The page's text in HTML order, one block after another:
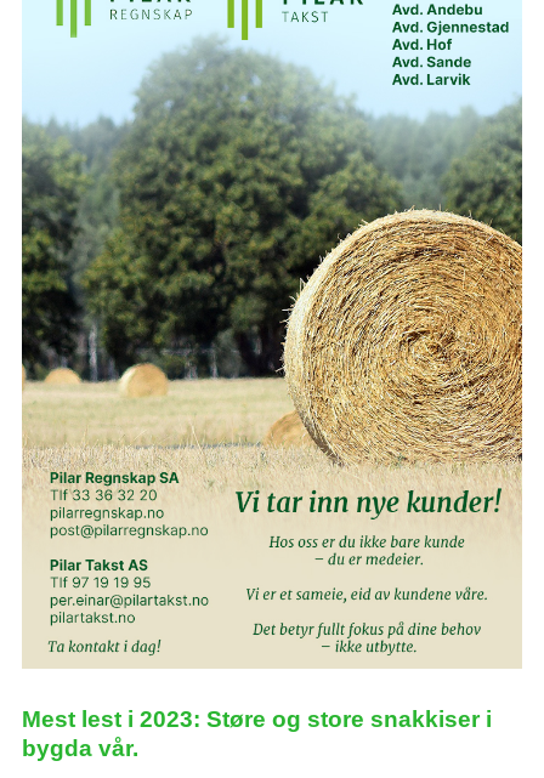
Mest lest i 2023: Støre og store snakkiser i
bygda vår.